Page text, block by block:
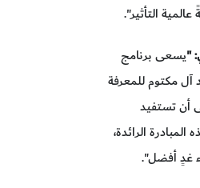
التأثير".
"يسعى برنامج
آل مكتوم للمعرفة
أن تستفيد
الرائدة،
غدٍ أفضل".